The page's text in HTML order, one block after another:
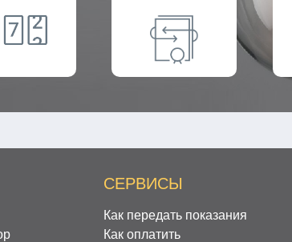
СЕРВИСЫ
Как передать показания
Как оплатить